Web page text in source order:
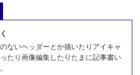
ないヘッダーとか描いたりアイキャ
たり画像編集したりたまに記事書い